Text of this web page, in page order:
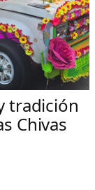
tradición
Chivas